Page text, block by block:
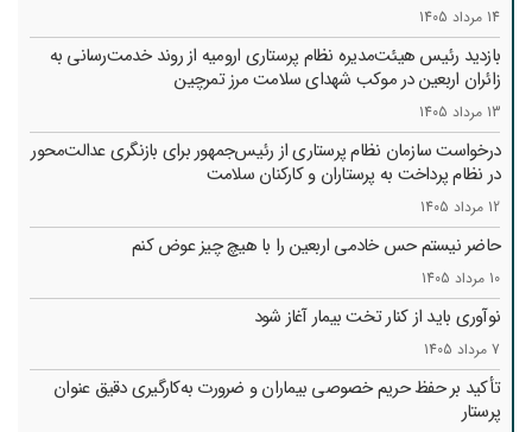
14 مرداد 1405
بازدید رئیس هیئت‌مدیره نظام پرستاری ارومیه از روند خدمت‌رسانی به
زائران اربعین در موکب شهدای سلامت مرز تمرچین
13 مرداد 1405
درخواست سازمان نظام پرستاری از رئیس‌جمهور برای بازنگری عدالت‌محور
در نظام پرداخت به پرستاران و کارکنان سلامت
12 مرداد 1405
حاضر نیستم حس خادمی اربعین را با هیچ چیز عوض کنم
10 مرداد 1405
نوآوری باید از کنار تخت بیمار آغاز شود
7 مرداد 1405
تأکید بر حفظ حریم خصوصی بیماران و ضرورت به‌کارگیری دقیق عنوان
پرستار